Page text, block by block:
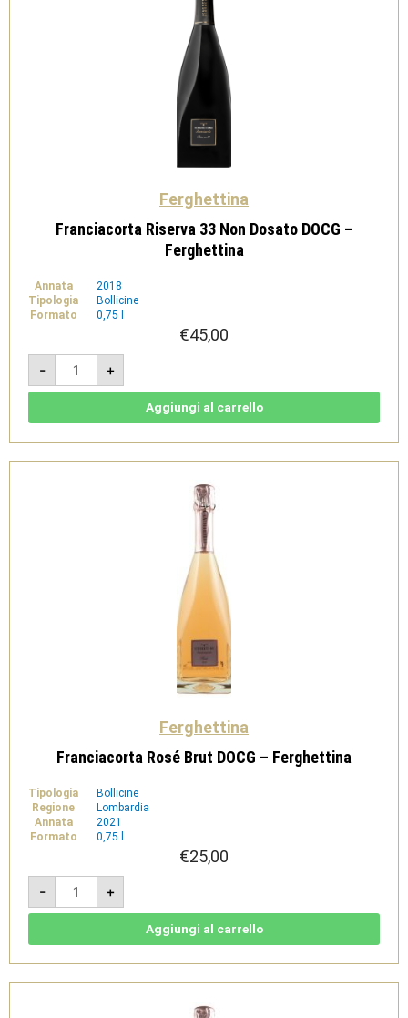
Ferghettina
Franciacorta Riserva 33 Non Dosato DOCG –
Ferghettina
Annata
2018
Tipologia
Bollicine
Formato
0,75 l
€45,00
-
Franciacorta
Riserva
33
Non
Ferghettina
+
Aggiungi al carrello
Ferghettina
Franciacorta Rosé Brut DOCG – Ferghettina
Tipologia
Bollicine
Regione
Lombardia
Annata
2021
Formato
0,75 l
€25,00
-
Franciacorta
Rosé
Brut
DOCG
+
Aggiungi al carrello